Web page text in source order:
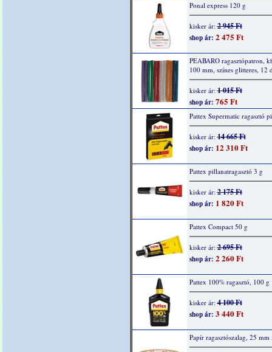
Ponal express 120 g
kisker ár:2 945 Ft
shop ár: 2 475 Ft
PEABARO ragasztópatron,
100 mm, színes glitteres, 12
kisker ár:1 015 Ft
shop ár: 765 Ft
Pattex Supermatic ragasztó
kisker ár:14 665 Ft
shop ár: 12 310 Ft
Pattex pillanatragasztó 3 g
kisker ár:2 175 Ft
shop ár: 1 820 Ft
Pattex Compact 50 g
kisker ár:2 695 Ft
shop ár: 2 260 Ft
Pattex 100% ragasztó, 100 g
kisker ár:4 100 Ft
shop ár: 3 440 Ft
Papír ragasztószalag, 25